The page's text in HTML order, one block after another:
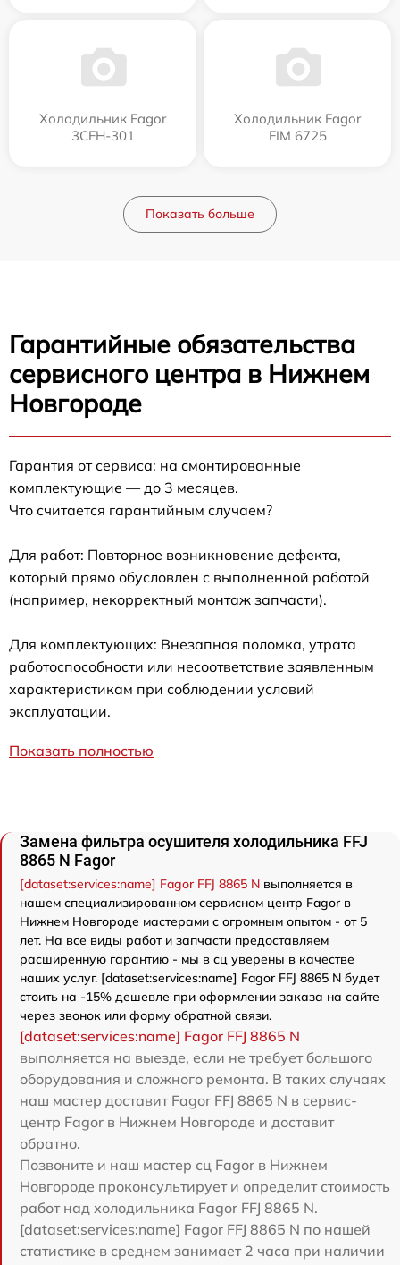
Холодильник Fagor
3CFH-301
Холодильник Fagor
FIM 6725
Показать больше
Гарантийные обязательства
сервисного центра в Нижнем
Новгороде
Гарантия от сервиса: на смонтированные
комплектующие — до 3 месяцев.
Что считается гарантийным случаем?
Для работ: Повторное возникновение дефекта,
который прямо обусловлен с выполненной работой
(например, некорректный монтаж запчасти).
Для комплектующих: Внезапная поломка, утрата
работоспособности или несоответствие заявленным
характеристикам при соблюдении условий
эксплуатации.
Показать полностью
Замена фильтра осушителя холодильника FFJ
8865 N Fagor
[dataset:services:name] Fagor FFJ 8865 N выполняется в
нашем специализированном сервисном центр Fagor в
Нижнем Новгороде мастерами с огромным опытом - от 5
лет. На все виды работ и запчасти предоставляем
расширенную гарантию - мы в сц уверены в качестве
наших услуг. [dataset:services:name] Fagor FFJ 8865 N будет
стоить на -15% дешевле при оформлении заказа на сайте
через звонок или форму обратной связи.
[dataset:services:name] Fagor FFJ 8865 N
выполняется на выезде, если не требует большого
оборудования и сложного ремонта. В таких случаях
наш мастер доставит Fagor FFJ 8865 N в сервис-
центр Fagor в Нижнем Новгороде и доставит
обратно.
Позвоните и наш мастер сц Fagor в Нижнем
Новгороде проконсультирует и определит стоимость
работ над холодильника Fagor FFJ 8865 N.
[dataset:services:name] Fagor FFJ 8865 N по нашей
статистике в среднем занимает 2 часа при наличии